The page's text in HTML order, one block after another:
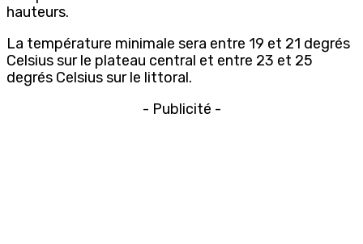
hauteurs.
La température minimale sera entre 19 et 21 degrés
Celsius sur le plateau central et entre 23 et 25
degrés Celsius sur le littoral.
- Publicité -